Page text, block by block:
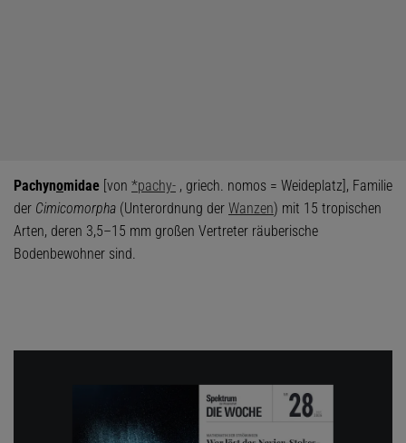
Pachynomidae [von *pachy- , griech. nomos = Weideplatz], Familie
der Cimicomorpha (Unterordnung der Wanzen) mit 15 tropischen
Arten, deren 3,5–15 mm großen Vertreter räuberische
Bodenbewohner sind.